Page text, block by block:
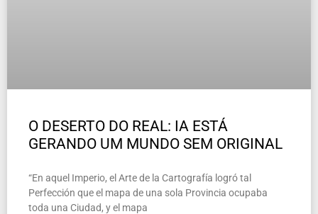
O DESERTO DO REAL: IA ESTÁ
GERANDO UM MUNDO SEM ORIGINAL
“En aquel Imperio, el Arte de la Cartografía logró tal
Perfección que el mapa de una sola Provincia ocupaba
toda una Ciudad, y el mapa